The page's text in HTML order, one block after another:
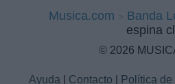
Musica.com Banda
espina
© 2026
Ayuda Contacto
Política